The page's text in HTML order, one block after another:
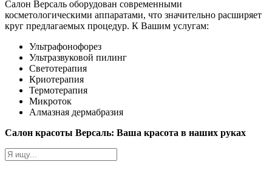
Салон Версаль оборудован современными
косметологическими аппаратами, что значительно расширяет
круг предлагаемых процедур. К Вашим услугам:
Ультрафонофорез
Ультразвуковой пилинг
Светотерапия
Криотерапия
Термотерапия
Микроток
Алмазная дермабразия
Салон красоты Версаль: Ваша красота в наших руках